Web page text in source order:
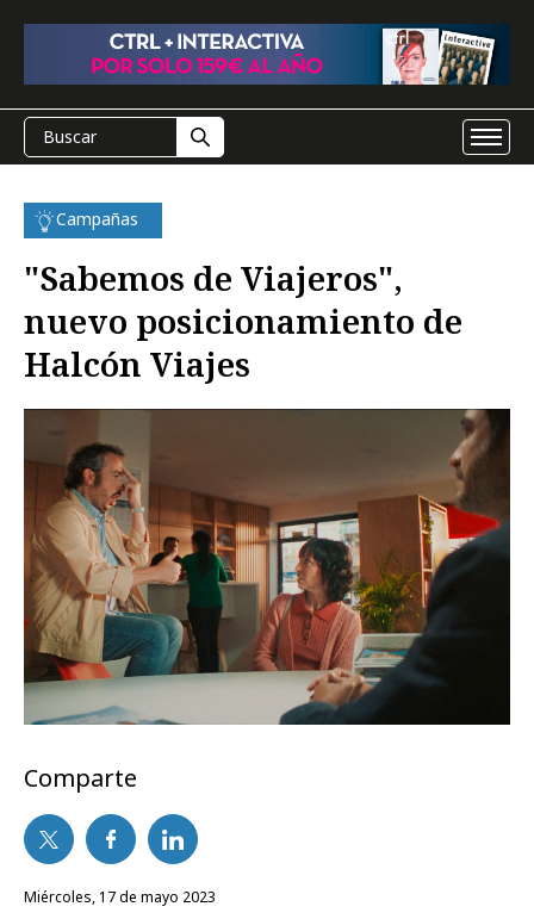
Campañas
"Sabemos de Viajeros",
nuevo posicionamiento de
Halcón Viajes
Comparte
miércoles, 17 de mayo 2023